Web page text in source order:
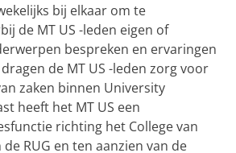
bij elkaar om te
de MT US -leden eigen of
bespreken en ervaringen
de MT US -leden zorg voor
zaken binnen University
heeft het MT US een
richting het College van
de RUG en ten aanzien van de